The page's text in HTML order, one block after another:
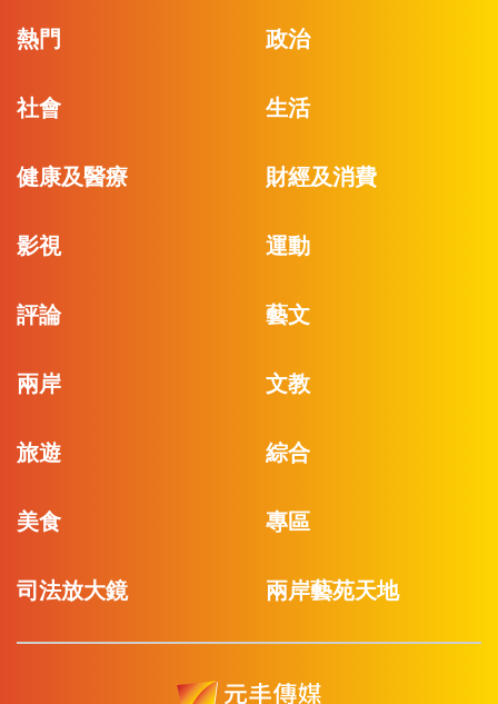
熱門 政治
社會 生活
健康及醫療 財經及消費
影視 運動
評論 藝文
兩岸 文教
旅遊 綜合
美食 專區
司法放大鏡 兩岸藝苑天地